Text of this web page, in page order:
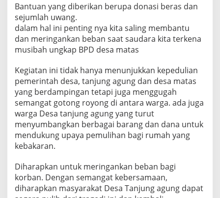
Bantuan yang diberikan berupa donasi beras dan
sejumlah uwang.
dalam hal ini penting nya kita saling membantu
dan meringankan beban saat saudara kita terkena
musibah ungkap BPD desa matas
Kegiatan ini tidak hanya menunjukkan kepedulian
pemerintah desa, tanjung agung dan desa matas
yang berdampingan tetapi juga menggugah
semangat gotong royong di antara warga. ada juga
warga Desa tanjung agung yang turut
menyumbangkan berbagai barang dan dana untuk
mendukung upaya pemulihan bagi rumah yang
kebakaran.
Diharapkan untuk meringankan beban bagi
korban. Dengan semangat kebersamaan,
diharapkan masyarakat Desa Tanjung agung dapat